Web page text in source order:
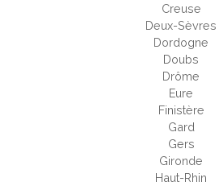
Creuse
Deux-Sèvres
Dordogne
Doubs
Drôme
Eure
Finistère
Gard
Gers
Gironde
Haut-Rhin